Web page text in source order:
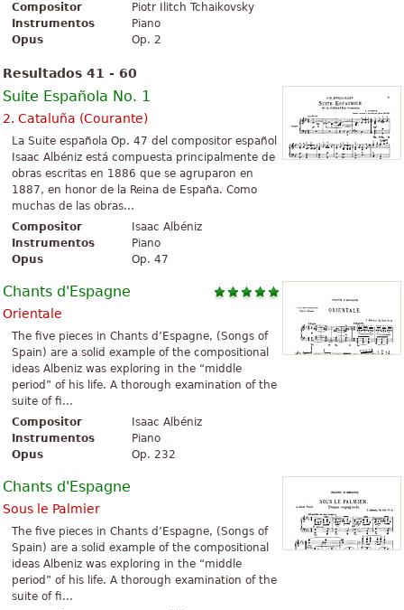
Compositor
Piotr Ilitch Tchaikovsky
Instrumentos
Piano
Opus
Op. 2
Resultados 41 - 60
Suite Española No. 1
2. Cataluña (Courante)
La Suite española Op. 47 del compositor español
Isaac Albéniz está compuesta principalmente de
obras escritas en 1886 que se agruparon en
1887, en honor de la Reina de España. Como
muchas de las obras...
Compositor
Isaac Albéniz
Instrumentos
Piano
Opus
Op. 47
Chants d'Espagne
Orientale
The five pieces in Chants d’Espagne, (Songs of
Spain) are a solid example of the compositional
ideas Albeniz was exploring in the “middle
period” of his life. A thorough examination of the
suite of fi...
Compositor
Isaac Albéniz
Instrumentos
Piano
Opus
Op. 232
Chants d'Espagne
Sous le Palmier
The five pieces in Chants d’Espagne, (Songs of
Spain) are a solid example of the compositional
ideas Albeniz was exploring in the “middle
period” of his life. A thorough examination of the
suite of fi...